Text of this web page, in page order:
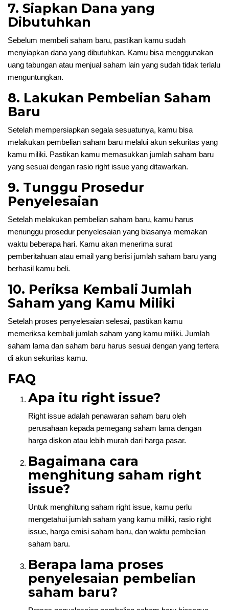
7. Siapkan Dana yang
Dibutuhkan
Sebelum membeli saham baru, pastikan kamu sudah
menyiapkan dana yang dibutuhkan. Kamu bisa menggunakan
uang tabungan atau menjual saham lain yang sudah tidak terlalu
menguntungkan.
8. Lakukan Pembelian Saham
Baru
Setelah mempersiapkan segala sesuatunya, kamu bisa
melakukan pembelian saham baru melalui akun sekuritas yang
kamu miliki. Pastikan kamu memasukkan jumlah saham baru
yang sesuai dengan rasio right issue yang ditawarkan.
9. Tunggu Prosedur
Penyelesaian
Setelah melakukan pembelian saham baru, kamu harus
menunggu prosedur penyelesaian yang biasanya memakan
waktu beberapa hari. Kamu akan menerima surat
pemberitahuan atau email yang berisi jumlah saham baru yang
berhasil kamu beli.
10. Periksa Kembali Jumlah
Saham yang Kamu Miliki
Setelah proses penyelesaian selesai, pastikan kamu
memeriksa kembali jumlah saham yang kamu miliki. Jumlah
saham lama dan saham baru harus sesuai dengan yang tertera
di akun sekuritas kamu.
FAQ
Apa itu right issue?
Right issue adalah penawaran saham baru oleh
perusahaan kepada pemegang saham lama dengan
harga diskon atau lebih murah dari harga pasar.
Bagaimana cara
menghitung saham right
issue?
Untuk menghitung saham right issue, kamu perlu
mengetahui jumlah saham yang kamu miliki, rasio right
issue, harga emisi saham baru, dan waktu pembelian
saham baru.
Berapa lama proses
penyelesaian pembelian
saham baru?